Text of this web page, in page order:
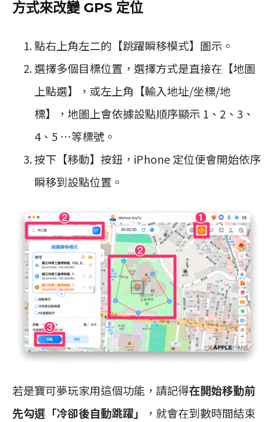
方式來改變 GPS 定位
點右上角左二的【跳躍瞬移模式】圖示。
選擇多個目標位置，選擇方式是直接在【地圖
上點選】，或左上角【輸入地址/坐標/地
標】，地圖上會依據設點順序顯示 1、2、3、
4、5 ⋯等標號。
按下【移動】按鈕，iPhone 定位便會開始依序
瞬移到設點位置。
若是寶可夢玩家用這個功能，請記得在開始移動前
先勾選「冷卻後自動跳躍」
，就會在到數時間結束